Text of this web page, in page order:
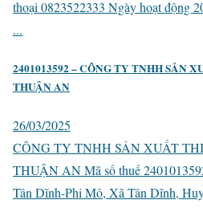
thoại 0823522333 Ngày hoạt động
...
2401013592 – CÔNG TY TNHH SẢN
THUẬN AN
26/03/2025
CÔNG TY TNHH SẢN XUẤT
THUẬN AN Mã số thuế
Tân Dĩnh-Phi Mô, Xã Tân Dĩnh,